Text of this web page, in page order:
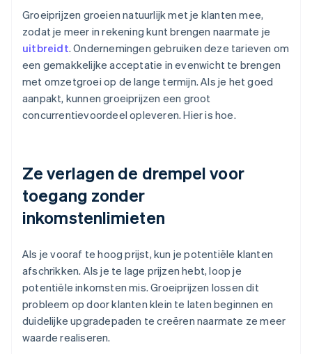
Groeiprijzen groeien natuurlijk met je klanten mee,
zodat je meer in rekening kunt brengen naarmate je
uitbreidt. Ondernemingen gebruiken deze tarieven om
een gemakkelijke acceptatie in evenwicht te brengen
met omzetgroei op de lange termijn. Als je het goed
aanpakt, kunnen groeiprijzen een groot
concurrentievoordeel opleveren. Hier is hoe.
Ze verlagen de drempel voor
toegang zonder
inkomstenlimieten
Als je vooraf te hoog prijst, kun je potentiële klanten
afschrikken. Als je te lage prijzen hebt, loop je
potentiële inkomsten mis. Groeiprijzen lossen dit
probleem op door klanten klein te laten beginnen en
duidelijke upgradepaden te creëren naarmate ze meer
waarde realiseren.